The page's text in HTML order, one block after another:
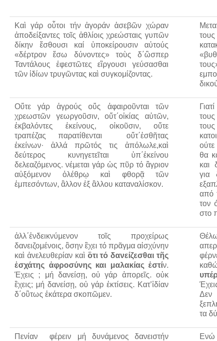
Καὶ γάρ οὗτοι τήν ἀγοράν ἀσεβῶν χώραν
ἀποδείξαντες τοῖς ἀθλίοις χρεώσταις γυπῶν
δίκην ἔσθουσι καί ὑποκείρουσιν αὐτούς
«δέρτρον ἔσω δύνοντες» τοὺς δ΄ὣσπερ
Ταντάλους ἐφεστῶτες εἲργουσι γεύσασθαι
τῶν ἰδίων τρυγῶντας καὶ συγκομίζοντας.
Οὔτε γάρ ἀγρούς οὕς ἀφαιροῦνται τῶν
χρεωστῶν γεωργοῦσιν, οὔτ΄οἰκίας αὐτῶν,
ἐκβαλόντες ἐκείνους, οἰκοῦσιν, οὔτε
τραπέζας παρατίθενται οὔτ΄ἐσθῆτας
ἐκείνων· ἀλλά πρῶτός τις ἀπόλωλε,καὶ
δεύτερος κυνηγετεῖται ὑπ΄ἐκείνου
δελεαζόμενος. νέμεται γάρ ὡς πῦρ τό ἂγριον
αὐξόμενον ὀλέθρῳ καὶ φθορᾷ τῶν
ἐμπεσόντων, ἂλλον ἐξ ἂλλου καταναλίσκον.
τους
θα
και
για
από
τον
στο
ἀλλ΄ἐνδεικνύμενον τοῖς προχείρως
δανειζομένοις, ὃσην ἒχει τό πρᾶγμα αἰσχύνην
καὶ ἀνελευθερίαν καὶ ὃτι τό δανείζεσθαι τῆς
ἐσχάτης ἀφροσύνης και μαλακίας ἐστίν.
Έχεις ; μή δανείσῃ, οὐ γάρ ἀπορεῖς. οὐκ
ἒχεις; μή δανείσῃ, οὐ γάρ ἐκτίσεις. Κατ’ἰδίαν
δ΄οὓτως ἑκάτερα σκοπῶμεν.
Δεν
τα
Πενίαν φέρειν μή δυνάμενος δανειστήν
Ενώ